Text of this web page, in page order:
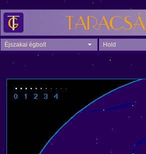
Éjszakai égbolt Hold